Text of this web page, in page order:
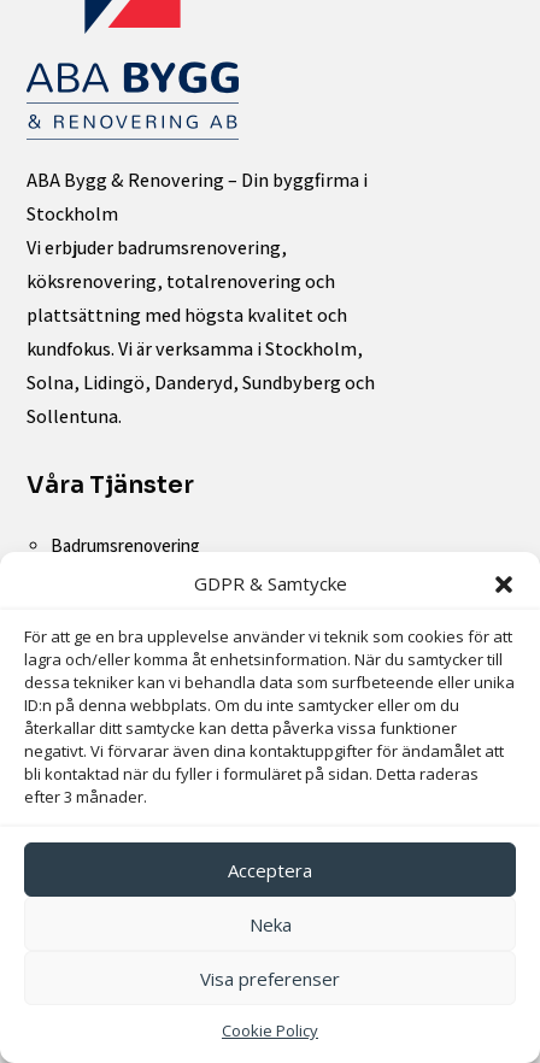
GDPR & Samtycke
För att ge en bra upplevelse använder vi teknik som cookies för att
lagra och/eller komma åt enhetsinformation. När du samtycker till
dessa tekniker kan vi behandla data som surfbeteende eller unika
ID:n på denna webbplats. Om du inte samtycker eller om du
återkallar ditt samtycke kan detta påverka vissa funktioner
negativt. Vi förvarar även dina kontaktuppgifter för ändamålet att
bli kontaktad när du fyller i formuläret på sidan. Detta raderas
efter 3 månader.
Acceptera
Neka
Visa preferenser
Cookie Policy
ABA Bygg & Renovering – Din byggfirma i
Stockholm
Vi erbjuder badrumsrenovering,
köksrenovering, totalrenovering och
plattsättning med högsta kvalitet och
kundfokus. Vi är verksamma i Stockholm,
Solna, Lidingö, Danderyd, Sundbyberg och
Sollentuna.
Våra Tjänster
Badrumsrenovering
Totalrenovering
Plattsättning
Snabblänkar
Om Oss
Kontakta oss direkt